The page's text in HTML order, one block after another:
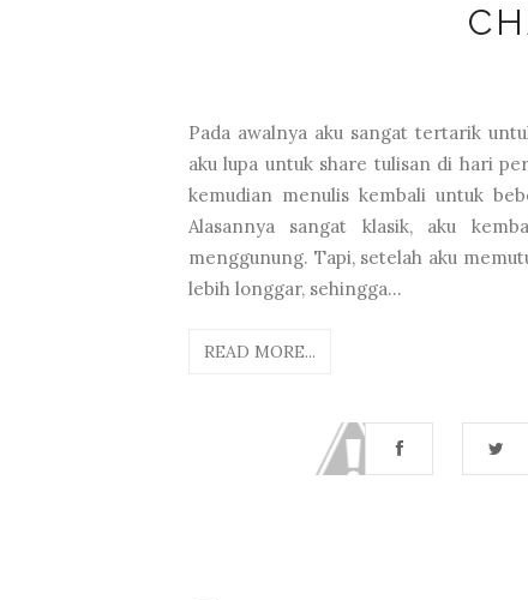
Pada awalnya aku sangat tertarik
aku lupa untuk share tulisan di hari
kemudian menulis kembali untuk
Alasannya sangat klasik, aku
menggunung. Tapi, setelah aku
lebih longgar, sehingga...
READ MORE...